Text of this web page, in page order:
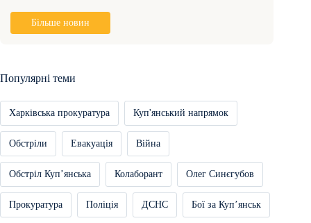
Більше новин
Популярні теми
Харківська прокуратура Куп'янський напрямок
Обстріли Евакуація Війна
Обстріл Купʼянська Колаборант Олег Синєгубов
Прокуратура Поліція ДСНС Бої за Купʼянськ